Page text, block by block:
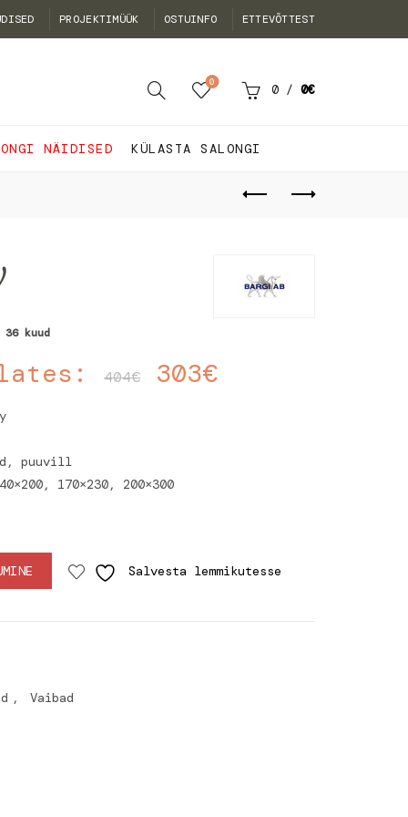
PROJEKTIMÜÜK OSTUINFO ETTEVÕTTEST
0
0 / 0€
NÄIDISED KÜLASTA SALONGI
kuud
404€ 303€
puuvill
170×230, 200×300
Salvesta lemmikutesse
, Vaibad